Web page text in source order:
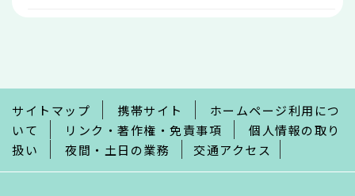
で
サイトマップ 携帯サイト
ホームページ利用につ
いて
リンク・著作権・免責事項
個人情報の取り
扱い
夜間・土日の業務 交通アクセス